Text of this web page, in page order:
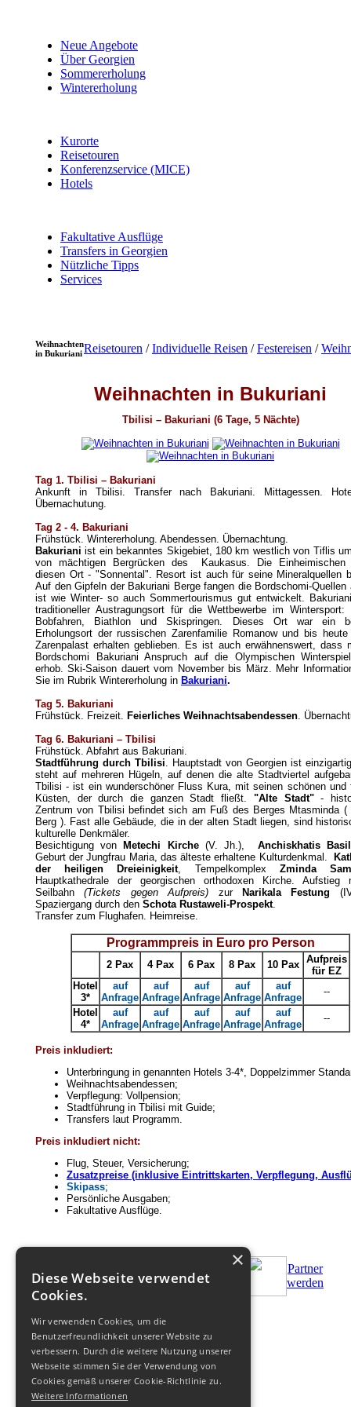
Neue Angebote
Über Georgien
Sommererholung
Wintererholung
Kurorte
Reisetouren
Konferenzservice (MICE)
Hotels
Fakultative Ausflüge
Transfers in Georgien
Nützliche Tipps
Services
Weihnachten
in BukurianiReisetouren /Individuelle Reisen /Festereisen /
Weihnachten in Bukuriani
Tbilisi – Bakuriani (6 Tage, 5 Nächte)
Tag 1. Tbilisi – Bakuriani
Ankunft in Tbilisi. Transfer nach Bakuriani. Mittagessen.
Übernachutung.
Tag 2 - 4. Bakuriani
Frühstück. Wintererholung. Abendessen. Übernachtung.
Bakurianiist ein bekanntes Skigebiet, 180 km westlich von Tiflis
von mächtigen Bergrücken des Kaukasus. Die Einheimischen
diesen Ort - "Sonnental". Resort ist auch für seine Mineralquellen
Auf den Gipfeln der Bakuriani Berge fangen die Bordschomi-Quellen
ist wie Winter- so auch Sommertourismus gut entwickelt.
traditioneller Austragungsort für die Wettbewerbe im Wintersport:
Bobfahren, Biathlon und Skispringen. Dieses Ort war ein
Erholungsort der russischen Zarenfamilie Romanow und bis
Zarenpalast erhalten geblieben. Es ist auch erwähnenswert, dass
Bordschomi Bakuriani Anspruch auf die Olympischen
erhob. Ski-Saison dauert vom November bis März. Mehr
Sie im Rubrik Wintererholung in Bakuriani.
Tag 5. Bakuriani
Frühstück. Freizeit. Feierliches Weihnachtsabendessen.
Tag 6. Bakuriani – Tbilisi
Frühstück. Abfahrt aus Bakuriani.
Stadtführung durch Tbilisi. Hauptstadt von Georgien ist
steht auf mehreren Hügeln, auf denen die alte Stadtviertel
Tbilisi - ist ein wunderschöner Fluss Kura, mit seinen schönen und
Küsten, der durch die ganzen Stadt fließt. "Alte Stadt"-
Zentrum von Tbilisi befindet sich am Fuß des Berges Mtasminda (
Berg ). Fast alle Gebäude, die in der alten Stadt liegen, sind
kulturelle Denkmäler.
Besichtigung von
Metechi Kirche(V. Jh.), Anchiskhatis
Geburt der Jungfrau Maria, das älteste erhaltene Kulturdenkmal.
der heiligen Dreieinigkeit, Tempelkomplex Zminda
Hauptkathedrale der georgischen orthodoxen Kirche. Aufstieg
Seilbahn(Tickets gegen Aufpreis) zur Narikala Festung
Spaziergang durch den Schota Rustaweli-Prospekt.
Transfer zum Flughafen. Heimreise.
Programmpreis in Euro pro Person
2 Pax 4 Pax 6 Pax 8 Pax 10 Pax
Aufpreis
für EZ
Hotel
3*
auf
Anfrage
auf
Anfrage
auf
Anfrage
auf
Anfrage
auf
Anfrage
--
Hotel
4*
auf
Anfrage
auf
Anfrage
auf
Anfrage
auf
Anfrage
auf
Anfrage
--
Preis inkludiert:
Unterbringung in genannten Hotels 3-4*, Doppelzimmer
Weihnachtsabendessen;
Verpflegung: Vollpension;
Stadtführung in Tbilisi mit Guide;
Transfers laut Programm.
Preis inkludiert nicht:
Flug, Steuer, Versicherung;
Zusatzpreise (inklusive Eintrittskarten, Verpflegung,
Skipass;
Persönliche Ausgaben;
Fakultative Ausflüge.
Bestellen Zus.Bedingungen
Partner
werden
×
Diese Webseite verwendet
Cookies.
Wir verwenden Cookies, um die
Benutzerfreundlichkeit unserer Website zu
verbessern. Durch die weitere Nutzung unserer
Webseite stimmen Sie der Verwendung von
Cookies gemäß unserer Cookie-Richtlinie zu.
Weitere Informationen